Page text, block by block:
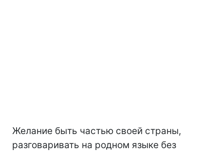
Желание быть частью своей страны,
разговаривать на родном языке без